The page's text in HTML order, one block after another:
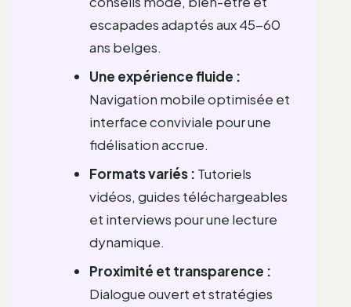
escapades adaptés aux 45-60
ans belges.
Une expérience fluide :
Navigation mobile optimisée et
interface conviviale pour une
fidélisation accrue.
Formats variés : Tutoriels
vidéos, guides téléchargeables
et interviews pour une lecture
dynamique.
Proximité et transparence :
Dialogue ouvert et stratégies